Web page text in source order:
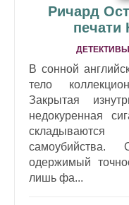
Ричард
печати
В сонной
тело
Закрытая
недокуренная
самоубийства.
одержимый
лишь фа...